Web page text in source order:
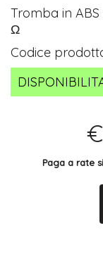
Tromba inABS
Ω
Codice
€
Paga a rate